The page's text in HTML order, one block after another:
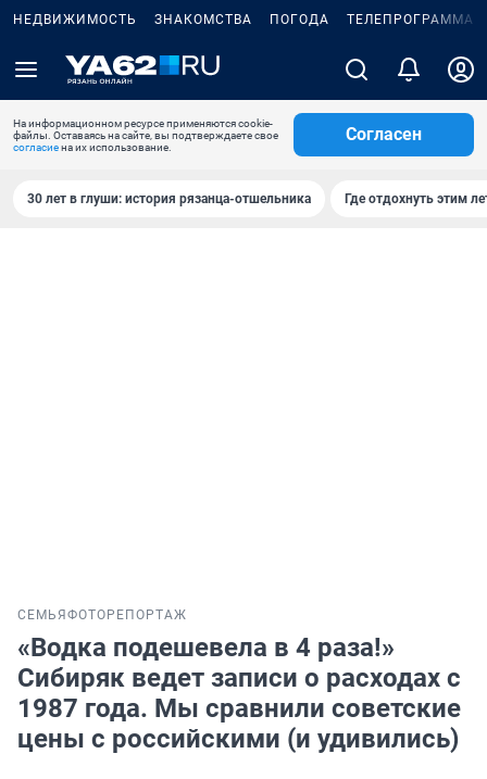
НЕДВИЖИМОСТЬ ЗНАКОМСТВА ПОГОДА ТЕЛЕПРОГРАММА
На информационном ресурсе применяются cookie-
файлы. Оставаясь на сайте, вы подтверждаете свое
согласиена их использование.
Согласен
30 лет в глуши: история рязанца-отшельника Где отдохнуть этим
СЕМЬЯ ФОТОРЕПОРТАЖ
«Водка подешевела в 4 раза!»
Сибиряк ведет записи о расходах с
1987 года. Мы сравнили советские
цены с российскими (и удивились)